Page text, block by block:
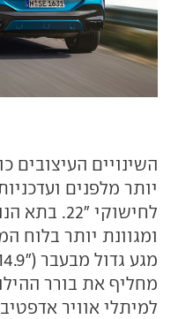
השינויים העיצובים
יותר מלפנים
לחישוקי
מחליף את בורר
למיתלי אוויר